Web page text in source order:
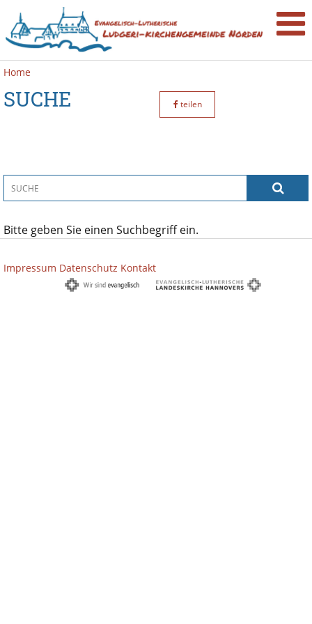
Home
SUCHE teilen
Bitte geben Sie einen Suchbegriff ein.
Impressum Datenschutz Kontakt